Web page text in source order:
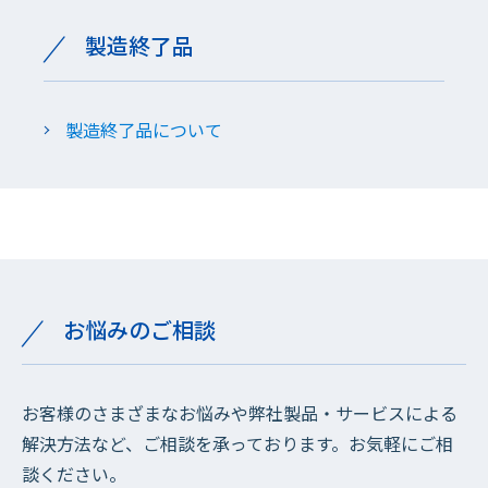
製造終了品
製造終了品について
お悩みのご相談
お客様のさまざまなお悩みや弊社製品・サービスによる
解決方法など、ご相談を承っております。お気軽にご相
談ください。